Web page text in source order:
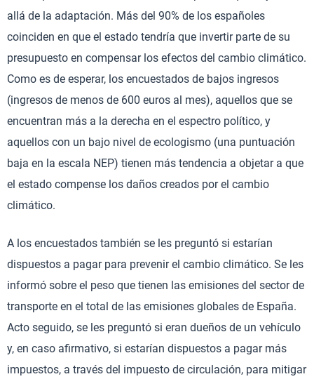
allá de la adaptación. Más del 90% de los españoles
coinciden en que el estado tendría que invertir parte de su
presupuesto en compensar los efectos del cambio climático.
Como es de esperar, los encuestados de bajos ingresos
(ingresos de menos de 600 euros al mes), aquellos que se
encuentran más a la derecha en el espectro político, y
aquellos con un bajo nivel de ecologismo (una puntuación
baja en la escala NEP) tienen más tendencia a objetar a que
el estado compense los daños creados por el cambio
climático.
A los encuestados también se les preguntó si estarían
dispuestos a pagar para prevenir el cambio climático. Se les
informó sobre el peso que tienen las emisiones del sector de
transporte en el total de las emisiones globales de España.
Acto seguido, se les preguntó si eran dueños de un vehículo
y, en caso afirmativo, si estarían dispuestos a pagar más
impuestos, a través del impuesto de circulación, para mitigar